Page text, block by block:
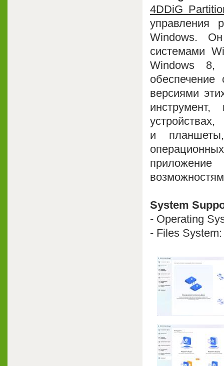
4DDiG
управления
Windows.
системами
Windows 8,
версиями
и
System
- Operating
- Files